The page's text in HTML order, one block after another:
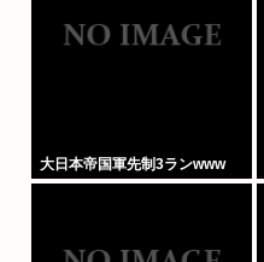
大日本帝国軍先制3ランwww